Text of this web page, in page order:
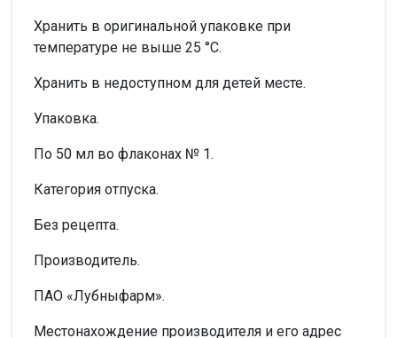
Хранить в оригинальной упаковке при
температуре не выше 25 °С.
Хранить в недоступном для детей месте.
Упаковка.
По 50 мл во флаконах № 1.
Категория отпуска.
Без рецепта.
Производитель.
ПАО «Лубныфарм».
Местонахождение производителя и его адрес